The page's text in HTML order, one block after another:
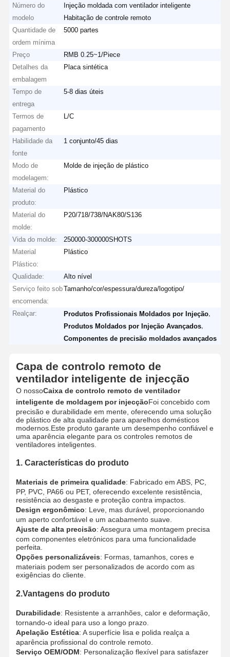
Número do
modelo
Injeção moldada com ventilador inteligente
Habitação de controle remoto
Quantidade de
ordem mínima
5000 partes
Preço
RMB 0.25~1/Piece
Detalhes da
embalagem
Placa sintética
Tempo de
entrega
5-8 dias úteis
Termos de
pagamento
L/C
Habilidade da
fonte
1 conjunto/45 dias
Modo de
modelagem:
Molde de injeção de plástico
Material do
produto:
Plástico
Material do
molde:
P20/718/738/NAK80/S136
Vida do molde:
250000-300000SHOTS
Material
Plástico:
Plástico
Qualidade:
Alto nível
Serviço feito sob
encomenda:
Tamanho/cor/espessura/dureza/logotipo/
Realçar: Produtos Profissionais Moldados por Injeção
Produtos Moldados por Injeção Avançados
Componentes de precisão moldados avançados
Capa de controlo remoto de
ventilador inteligente de injecção
O nossoCaixa de controlo remoto de ventilador
inteligente de moldagem por injecçãoFoi concebido com
precisão e durabilidade em mente, oferecendo uma solução
de plástico de alta qualidade para aparelhos domésticos
modernos.Este produto garante um desempenho confiável e
uma aparência elegante para os controles remotos de
ventiladores inteligentes.
1. Características do produto
Materiais de primeira qualidade: Fabricado em ABS, PC,
PP, PVC, PA66 ou PET, oferecendo excelente resistência,
resistência ao desgaste e proteção contra impactos.
Design ergonômico: Leve, mas durável, proporcionando
um aperto confortável e um acabamento suave.
Ajuste de alta precisão: Assegura uma montagem precisa
com componentes eletrónicos para uma funcionalidade
perfeita.
Opções personalizáveis: Formas, tamanhos, cores e
materiais podem ser personalizados de acordo com as
exigências do cliente.
2.Vantagens do produto
Durabilidade: Resistente a arranhões, calor e deformação,
tornando-o ideal para uso a longo prazo.
Apelação Estética: A superfície lisa e polida realça a
aparência profissional do controle remoto.
Serviço OEM/ODM: Personalização flexível para satisfazer